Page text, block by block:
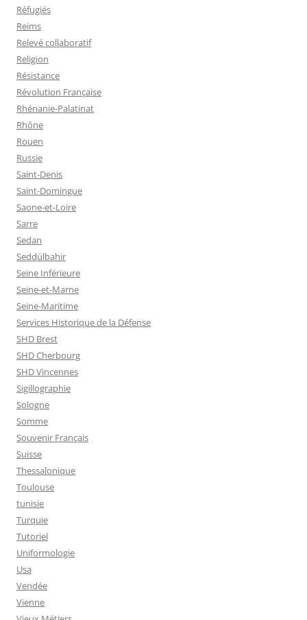
Réfugiés
Reims
Relevé collaboratif
Religion
Résistance
Révolution Française
Rhénanie-Palatinat
Rhône
Rouen
Russie
Saint-Denis
Saint-Domingue
Saone-et-Loire
Sarre
Sedan
Seddülbahir
Seine Inférieure
Seine-et-Marne
Seine-Maritime
Services Historique de la Défense
SHD Brest
SHD Cherbourg
SHD Vincennes
Sigillographie
Sologne
Somme
Souvenir Français
Suisse
Thessalonique
Toulouse
tunisie
Turquie
Tutoriel
Uniformologie
Usa
Vendée
Vienne